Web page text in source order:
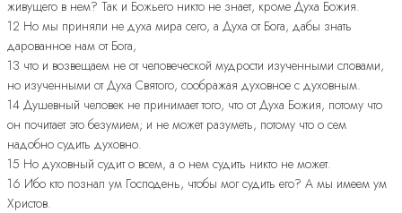
живущего в нем? Так и Божьего никто не знает, кроме Духа Божия.
12 Но мы приняли не духа мира сего, а Духа от Бога, дабы знать
дарованное нам от Бога,
13 что и возвещаем не от человеческой мудрости изученными словами,
но изученными от Духа Святого, соображая духовное с духовным.
14 Душевный человек не принимает того, что от Духа Божия, потому что
он почитает это безумием; и не может разуметь, потому что о сем
надобно судить духовно.
15 Но духовный судит о всем, а о нем судить никто не может.
16 Ибо кто познал ум Господень, чтобы мог судить его? А мы имеем ум
Христов.